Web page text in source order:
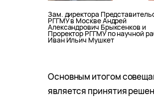
Зам. директора
РГГМУ в Москве Андрей
Александрович Брыксенков и
Проректор РГГМУ по научной
Иван Ильич Мушкет
Основным итогом
является принятия